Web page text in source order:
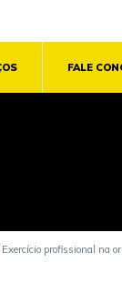
FALE
Exercício profissional na